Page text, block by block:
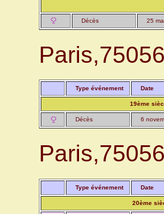
Décès 25
Type événement Date
19ème
Décès 6
Type événement Date
20ème